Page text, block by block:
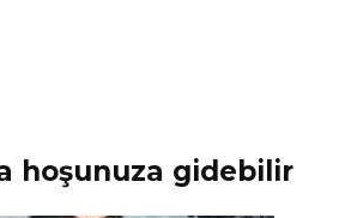
hoşunuza gidebilir